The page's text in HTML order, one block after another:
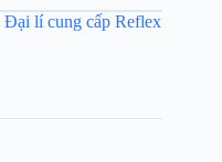
Đại lí cung cấp Reflex